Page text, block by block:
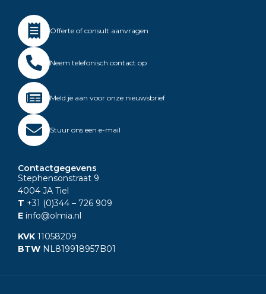
Offerte of consult aanvragen
Neem telefonisch contact op
Meld je aan voor onze nieuwsbrief
Stuur ons een e-mail
Contactgegevens
Stephensonstraat 9
4004 JA Tiel
T +31 (0)344 – 726 909
E info@olmia.nl
KVK 11058209
BTW NL819918957B01